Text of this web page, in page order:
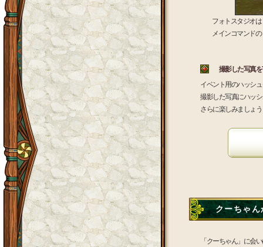
フォトスタジオ
メインコマンド
撮影した写真を
イベント用のハッシ
撮影した写真にハッ
さらに楽しみましょ
クーちゃん
「クーちゃん」に会